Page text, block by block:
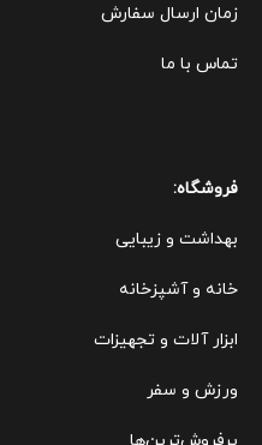
زمان ارسال سفارش
تماس با ما
فروشگاه:
بهداشت و زیبایی
خانه و آشپزخانه
ابزار آلات و تجهیزات
ورزش و سفر
پرفروش‌ترین‌ها